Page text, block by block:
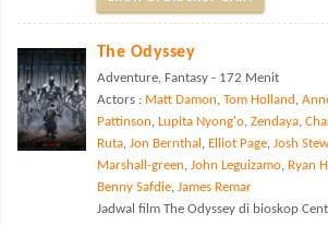
The Odyssey
Adventure, Fantasy - 172 Menit
Actors : Matt Damon, Tom Holland ,
Pattinson, Lupita Nyong'o, Zendaya,
Ruta, Jon Bernthal , Elliot Page, Josh
Marshall-green, John Leguizamo, Ryan
Benny Safdie, James Remar
Jadwal film The Odyssey di bioskop